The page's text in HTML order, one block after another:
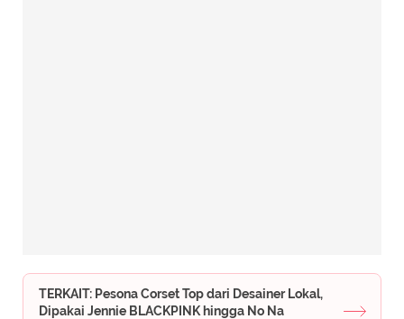
TERKAIT: Pesona Corset Top dari Desainer Lokal,
Dipakai Jennie BLACKPINK hingga No Na